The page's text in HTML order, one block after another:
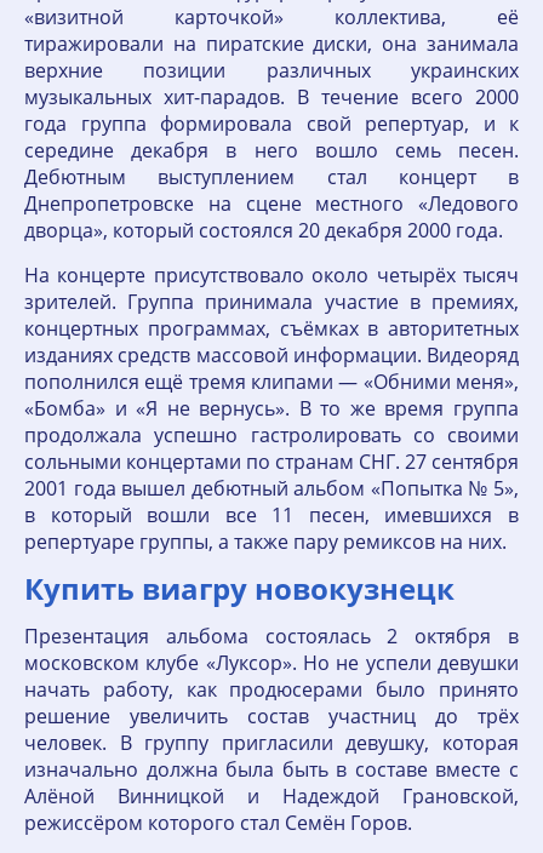
«визитной карточкой» коллектива, её
тиражировали на пиратские диски, она занимала
верхние позиции различных украинских
музыкальных хит-парадов. В течение всего 2000
года группа формировала свой репертуар, и к
середине декабря в него вошло семь песен.
Дебютным выступлением стал концерт в
Днепропетровске на сцене местного «Ледового
дворца», который состоялся 20 декабря 2000 года.
На концерте присутствовало около четырёх тысяч
зрителей. Группа принимала участие в премиях,
концертных программах, съёмках в авторитетных
изданиях средств массовой информации. Видеоряд
пополнился ещё тремя клипами — «Обними меня»,
«Бомба» и «Я не вернусь». В то же время группа
продолжала успешно гастролировать со своими
сольными концертами по странам СНГ. 27 сентября
2001 года вышел дебютный альбом «Попытка № 5»,
в который вошли все 11 песен, имевшихся в
репертуаре группы, а также пару ремиксов на них.
Купить виагру новокузнецк
Презентация альбома состоялась 2 октября в
московском клубе «Луксор». Но не успели девушки
начать работу, как продюсерами было принято
решение увеличить состав участниц до трёх
человек. В группу пригласили девушку, которая
изначально должна была быть в составе вместе с
Алёной Винницкой и Надеждой Грановской,
режиссёром которого стал Семён Горов.